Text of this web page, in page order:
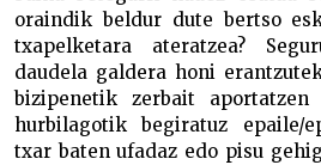
oraindik beldur dute bertso
txapelketara ateratzea?
daudela galdera honi
bizipenetik zerbait
hurbilagotik begiratuz epaile/
txar baten ufadaz edo pisu